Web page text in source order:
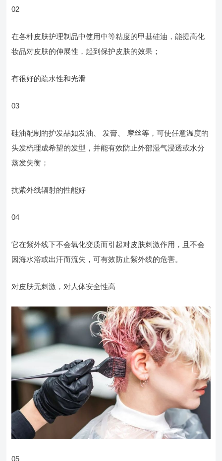
02
在各种皮肤护理制品中使用中等粘度的甲基硅油，能提高化
妆品对皮肤的伸展性，起到保护皮肤的效果；
有很好的疏水性和光滑
03
硅油配制的护发品如发油、 发膏、 摩丝等，可使任意温度的
头发梳理成希望的发型，并能有效防止外部湿气浸透或水分
蒸发失衡；
抗紫外线辐射的性能好
04
它在紫外线下不会氧化变质而引起对皮肤刺激作用，且不会
因海水浴或出汗而流失，可有效防止紫外线的危害。
对皮肤无刺激，对人体安全性高
05